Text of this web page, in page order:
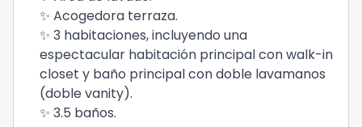
✨ Acogedora terraza.
✨ 3 habitaciones, incluyendo una
espectacular habitación principal con walk-in
closet y baño principal con doble lavamanos
(doble vanity).
✨ 3.5 baños.